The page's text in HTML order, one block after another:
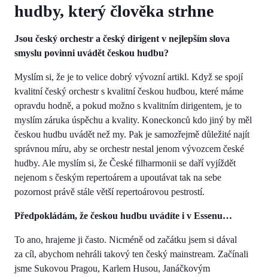
hudby, který člověka strhne
Jsou český orchestr a český dirigent v nejlepším slova
smyslu povinni uvádět českou hudbu?
Myslím si, že je to velice dobrý vývozní artikl. Když se spojí
kvalitní český orchestr s kvalitní českou hudbou, které máme
opravdu hodně, a pokud možno s kvalitním dirigentem, je to
myslím záruka úspěchu a kvality. Koneckonců kdo jiný by měl
českou hudbu uvádět než my. Pak je samozřejmě důležité najít
správnou míru, aby se orchestr nestal jenom vývozcem české
hudby. Ale myslím si, že České filharmonii se daří vyjíždět
nejenom s českým repertoárem a upoutávat tak na sebe
pozornost právě stále větší repertoárovou pestrostí.
Předpokládám, že českou hudbu uvádíte i v Essenu…
To ano, hrajeme ji často. Nicméně od začátku jsem si dával
za cíl, abychom nehráli takový ten český mainstream. Začínali
jsme Sukovou Pragou, Karlem Husou, Janáčkovým